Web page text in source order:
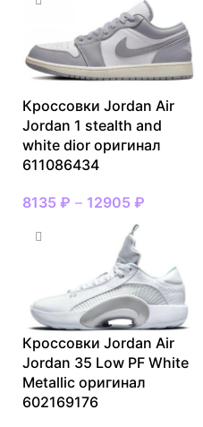
Кроссовки Jordan Air
Jordan 1 stealth and
white dior оригинал
611086434
8135 ₽ – 12905 ₽
Кроссовки Jordan Air
Jordan 35 Low PF White
Metallic оригинал
602169176